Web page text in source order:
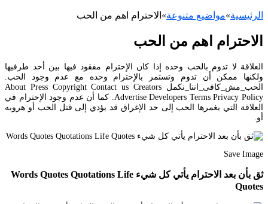
الرئيسية»مواضيع متنوعة» الاحترام اهم من الحب
الاحترام اهم من الحب
العلاقة لا تدوم بالحب وحده إذا كان الإحترام مفقود فيها بين أحد طرفيها
ولكنها ممكن أن تدوم وتستمر بالإحترام وحده مع عدم وجود الحب.
الحب_مش_كافى_اننا_نكمل About Press Copyright Contact us Creators
Advertise Developers Terms Privacy Policy. كما أن عدم وجود الإحترام في
العلاقة التي يغمرها الحب إلى حد الإغراق قد يؤدي إلى قتل الحب أو هروبه
أو.
Save Image
ثق بأن بعد الاحترام يأتي كل شيء Words Quotes Quotations Life
Quotes